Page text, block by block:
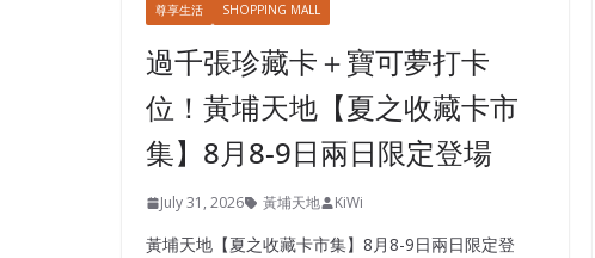
尊享生活 SHOPPING MALL
過千張珍藏卡＋寶可夢打卡
位！黃埔天地【夏之收藏卡市
集】8月8-9日兩日限定登場
July 31, 2026 黃埔天地 KiWi
黃埔天地【夏之收藏卡市集】8月8-9日兩日限定登